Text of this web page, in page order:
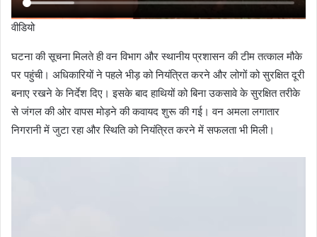
वीडियो
घटना की सूचना मिलते ही वन विभाग और स्थानीय प्रशासन की टीम तत्काल मौके
पर पहुंची। अधिकारियों ने पहले भीड़ को नियंत्रित करने और लोगों को सुरक्षित दूरी
बनाए रखने के निर्देश दिए। इसके बाद हाथियों को बिना उकसावे के सुरक्षित तरीके
से जंगल की ओर वापस मोड़ने की कवायद शुरू की गई। वन अमला लगातार
निगरानी में जुटा रहा और स्थिति को नियंत्रित करने में सफलता भी मिली।